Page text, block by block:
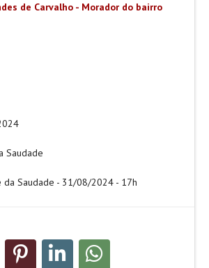
de Carvalho - Morador do bairro
Saudade
da Saudade - 31/08/2024 - 17h